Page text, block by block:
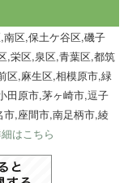
区,保土ケ谷区,磯子
,栄区,泉区,青葉区,都筑
区,麻生区,相模原市,緑
田原市,茅ヶ崎市,逗子
,座間市,南足柄市,綾
はこちら